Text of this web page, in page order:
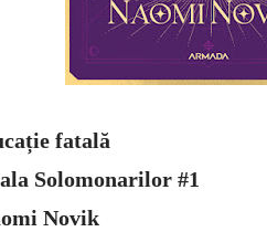
fatală
Solomonarilor #1
Novik